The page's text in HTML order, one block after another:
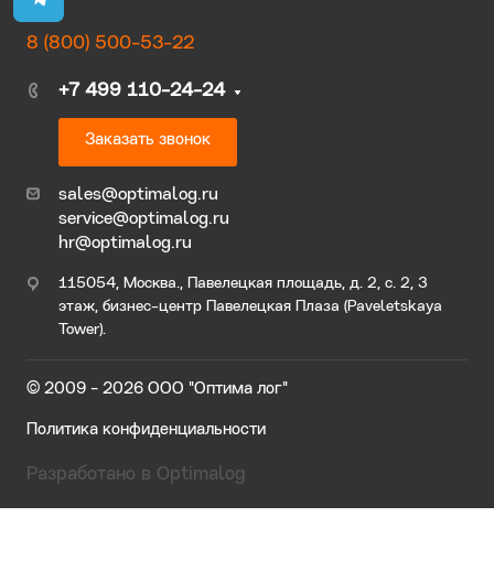
8 (800) 500-53-22
+7 499 110-24-24
Заказать звонок
sales@optimalog.ru
service@optimalog.ru
hr@optimalog.ru
115054, Москва., Павелецкая площадь, д. 2, с. 2, 3
этаж, бизнес-центр Павелецкая Плаза (Paveletskaya
Tower).
© 2009 - 2026 ООО "Оптима лог"
Политика конфиденциальности
Разработано в Optimalog